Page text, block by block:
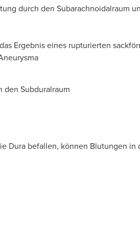
durch den Subarachnoidalraum
Ergebnis eines rupturierten
den Subduralraum
Dura befallen, können Blutungen in